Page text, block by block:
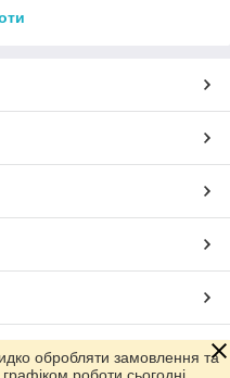
Prom.ua
обробляти замовлення та